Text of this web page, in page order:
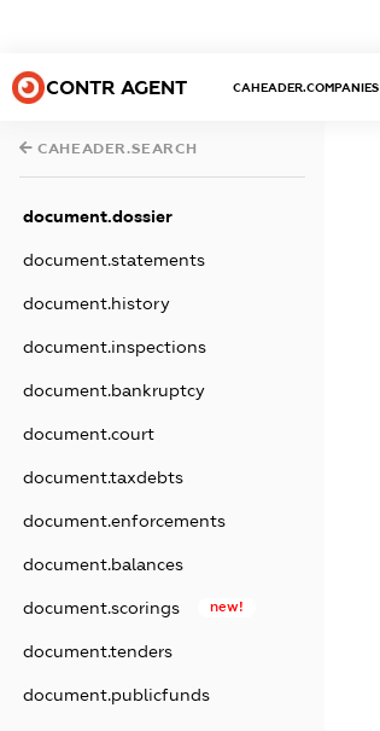
CONTR AGENT CAHEADER.COMPANIES
CAHEADER.SEARCH
document.dossier
document.statements
document.history
document.inspections
document.bankruptcy
document.court
document.taxdebts
document.enforcements
document.balances
document.scorings new!
document.tenders
document.publicfunds